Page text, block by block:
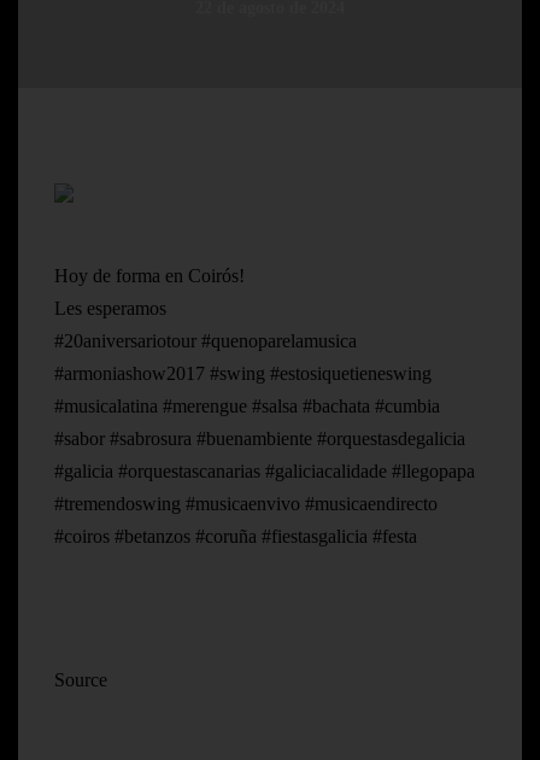
Hoy de forma en Coirós!
Les esperamos
#20aniversariotour #quenoparelamusica
#armoniashow2017 #swing #estosiquetieneswing
#musicalatina #merengue #salsa #bachata #cumbia
#sabor #sabrosura #buenambiente #orquestasdegalicia
#galicia #orquestascanarias #galiciacalidade #llegopapa
#tremendoswing #musicaenvivo #musicaendirecto
#coiros #betanzos #coruña #fiestasgalicia #festa
Source